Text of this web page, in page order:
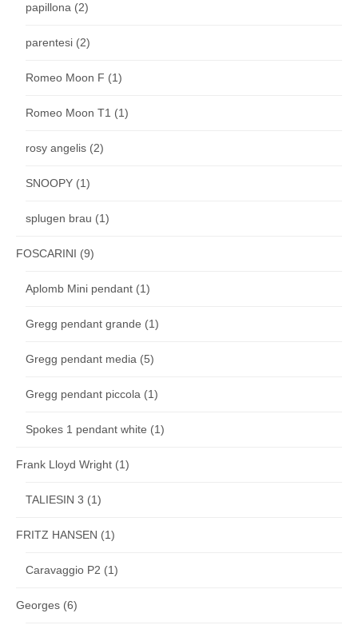
papillona (2)
parentesi (2)
Romeo Moon F (1)
Romeo Moon T1 (1)
rosy angelis (2)
SNOOPY (1)
splugen brau (1)
FOSCARINI (9)
Aplomb Mini pendant (1)
Gregg pendant grande (1)
Gregg pendant media (5)
Gregg pendant piccola (1)
Spokes 1 pendant white (1)
Frank Lloyd Wright (1)
TALIESIN 3 (1)
FRITZ HANSEN (1)
Caravaggio P2 (1)
Georges (6)